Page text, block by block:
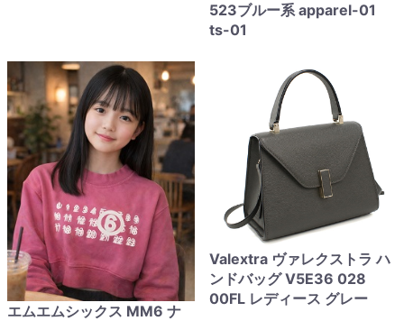
523ブルー系 apparel-01
ts-01
エムエムシックス MM6 ナ
Valextra ヴァレクストラ ハ
ンドバッグ V5E36 028
00FL レディース グレー